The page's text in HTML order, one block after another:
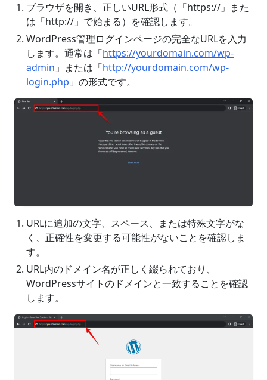
ブラウザを開き、正しいURL形式（「https://」また
は「http://」で始まる）を確認します。
WordPress管理ログインページの完全なURLを入力
します。通常は「https://yourdomain.com/wp-
admin 」または「http://yourdomain.com/wp-
login.php 」の形式です。
URLに追加の文字、スペース、または特殊文字がな
く、正確性を変更する可能性がないことを確認しま
す。
URL内のドメイン名が正しく綴られており、
WordPressサイトのドメインと一致することを確認
します。